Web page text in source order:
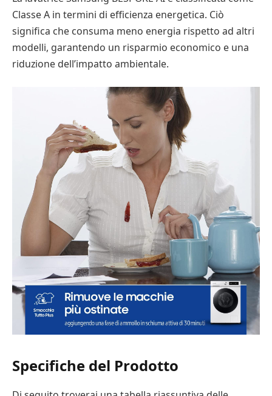
Classe A in termini di efficienza energetica. Ciò
significa che consuma meno energia rispetto ad altri
modelli, garantendo un risparmio economico e una
riduzione dell’impatto ambientale.
Specifiche del Prodotto